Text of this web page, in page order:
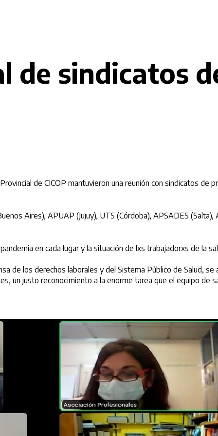
de sindicatos
de CICOP mantuvieron una reunión con sindicatos
Aires), APUAP (Jujuy), UTS (Córdoba), APSADES
en cada lugar y la situación de lxs trabajadorxs de la
de los derechos laborales y del Sistema Público de Salud, se
un justo reconocimiento a la enorme tarea que el equipo de